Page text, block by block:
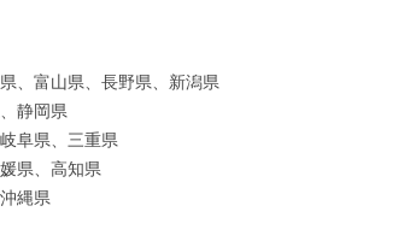
、富山県、長野県、新潟県
静岡県
阜県、三重県
県、高知県
縄県